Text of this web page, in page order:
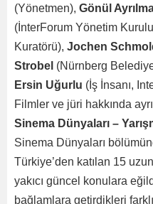
(Yönetmen), Gönül
(İnterForum Yönetim
Kuratörü), Jochen
Strobel (Nürnberg
Ersin Uğurlu (İş İnsanı,
Filmler ve jüri hakkında
Sinema Dünyaları –
Sinema Dünyaları
Türkiye’den katılan 15
yakıcı güncel konulara
bağlamlara getirdikleri